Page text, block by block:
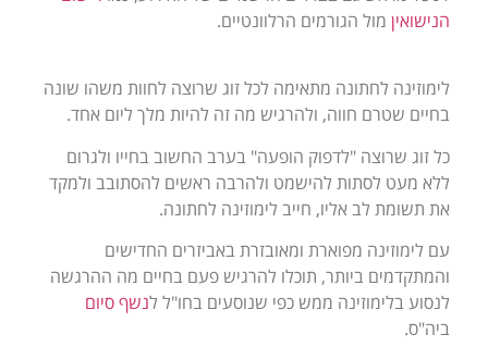
הנישואין מול הגורמים הרלוונטיים.
לימוזינה לחתונה מתאימה לכל זוג שרוצה לחוות משהו שונה
בחיים שטרם חווה, ולהרגיש מה זה להיות מלך ליום אחד.
כל זוג שרוצה "לדפוק הופעה" בערב החשוב בחייו ולגרום
ללא מעט לסתות להישמט ולהרבה ראשים להסתובב ולמקד
את תשומת לב אליו, חייב לימוזינה לחתונה.
עם לימוזינה מפוארת ומאובזרת באביזרים החדישים
והמתקדמים ביותר, תוכלו להרגיש פעם בחיים מה ההרגשה
לנסוע בלימוזינה ממש כפי שנוסעים בחו"ל לנשף סיום
ביה"ס.